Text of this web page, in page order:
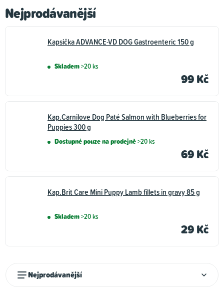
Nejprodávanější
Kapsička ADVANCE-VD DOG Gastroenteric 150 g
Skladem>20 ks
99 Kč
Kap.Carnilove Dog Paté Salmon with Blueberries for
Puppies 300 g
Dostupné pouze na prodejně>20 ks
69 Kč
Kap.Brit Care Mini Puppy Lamb fillets in gravy 85 g
Skladem>20 ks
29 Kč
Nejprodávanější